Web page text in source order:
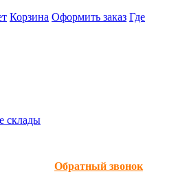
Корзина Оформить заказ Где
склады
Обратный звонок